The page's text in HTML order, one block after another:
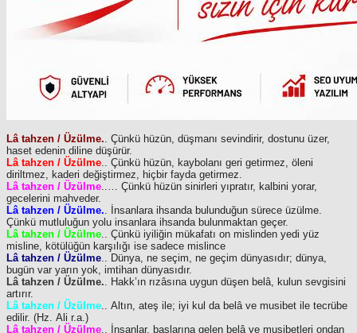
Lâ tahzen / Üzülme. . Çünkü hüzün, düşmanı sevindirir, dostunu üzer,
haset edenin diline düşürür.
Lâ tahzen / Üzülme .. Çünkü hüzün, kaybolanı geri getirmez, öleni
diriltmez, kaderi değiştirmez, hiçbir fayda getirmez.
Lâ tahzen / Üzülme ..… Çünkü hüzün sinirleri yıpratır, kalbini yorar,
gecelerini mahveder.
Lâ tahzen / Üzülme. . İnsanlara ihsanda bulunduğun sürece üzülme.
Çünkü mutluluğun yolu insanlara ihsanda bulunmaktan geçer.
Lâ tahzen / Üzülme .. Çünkü iyiliğin mükafatı on mislinden yedi yüz
misline, kötülüğün karşılığı ise sadece mislince
Lâ tahzen / Üzülme .. Dünya, ne seçim, ne geçim dünyasıdır; dünya,
bugün var yarın yok, imtihan dünyasıdır.
Lâ tahzen / Üzülme. . Hakk’ın rızâsına uygun düşen belâ, kulun sevgisini
artırır.
Lâ tahzen / Üzülme .. Altın, ateş ile; iyi kul da belâ ve musibet ile tecrübe
edilir. (Hz. Ali r.a.)
Lâ tahzen / Üzülme .. İnsanlar, başlarına gelen belâ ve musibetleri ondan